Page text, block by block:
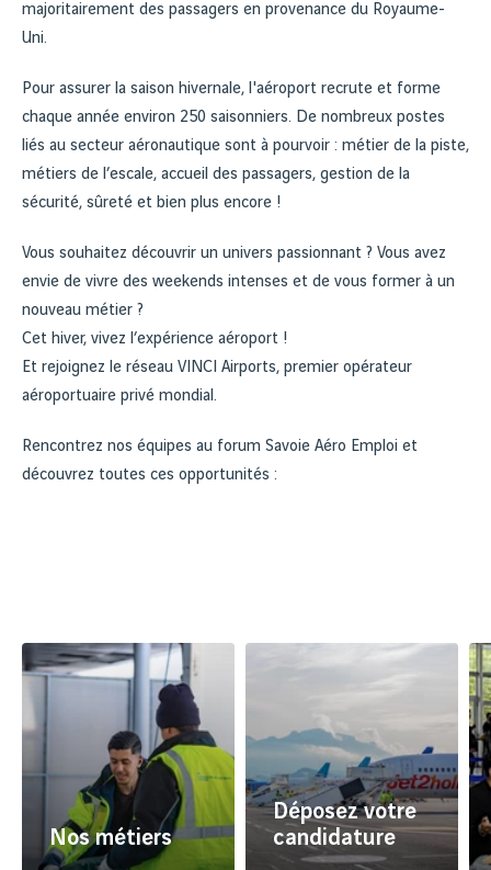
majoritairement des passagers en provenance du Royaume-
Uni.
Pour assurer la saison hivernale, l'aéroport recrute et forme
chaque année environ 250 saisonniers. De nombreux postes
liés au secteur aéronautique sont à pourvoir : métier de la piste,
métiers de l’escale, accueil des passagers, gestion de la
sécurité, sûreté et bien plus encore !
Vous souhaitez découvrir un univers passionnant ? Vous avez
envie de vivre des weekends intenses et de vous former à un
nouveau métier ?
Cet hiver, vivez l’expérience aéroport !
Et rejoignez le réseau VINCI Airports, premier opérateur
aéroportuaire privé mondial.
Rencontrez nos équipes au forum Savoie Aéro Emploi et
découvrez toutes ces opportunités :
Nos métiers
Déposez votre
candidature